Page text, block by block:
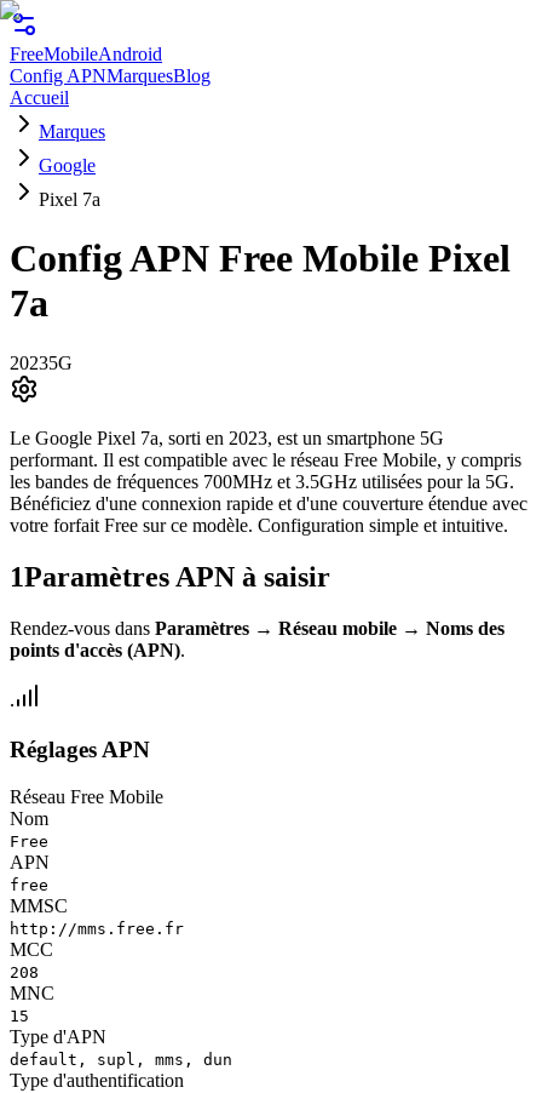
FreeMobileAndroid
Config APNMarquesBlog
Accueil
Marques
Google
Pixel 7a
Config APN Free Mobile Pixel
7a
20235G
Le Google Pixel 7a, sorti en 2023, est un smartphone 5G
performant. Il est compatible avec le réseau Free Mobile, y compris
les bandes de fréquences 700MHz et 3.5GHz utilisées pour la 5G.
Bénéficiez d'une connexion rapide et d'une couverture étendue avec
votre forfait Free sur ce modèle. Configuration simple et intuitive.
1Paramètres APN à saisir
Rendez-vous dans Paramètres → Réseau mobile → Noms des
points d'accès (APN).
Réglages APN
Réseau Free Mobile
Nom
Free
APN
free
MMSC
http://mms.free.fr
MCC
208
MNC
15
Type d'APN
default, supl, mms, dun
Type d'authentification